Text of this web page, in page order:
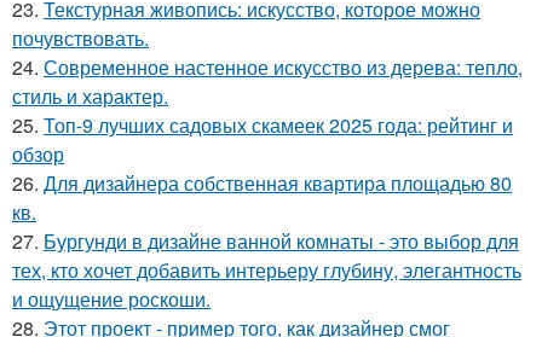
23. Текстурная живопись: искусство, которое можно
почувствовать.
24. Современное настенное искусство из дерева: тепло,
стиль и характер.
25. Топ-9 лучших садовых скамеек 2025 года: рейтинг и
обзор
26. Для дизайнера собственная квартира площадью 80
кв.
27. Бургунди в дизайне ванной комнаты - это выбор для
тех, кто хочет добавить интерьеру глубину, элегантность
и ощущение роскоши.
28. Этот проект - пример того, как дизайнер смог